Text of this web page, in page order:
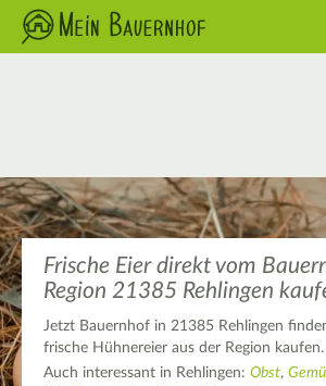
Frische Eier direkt vom
Region 21385 Rehlingen
Jetzt Bauernhof in 21385 Rehlingen
frische Hühnereier aus der Region kaufen.
Auch interessant in Rehlingen: Obst,